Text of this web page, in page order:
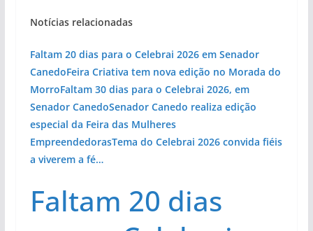
Notícias relacionadas
Faltam 20 dias para o Celebrai 2026 em Senador
CanedoFeira Criativa tem nova edição no Morada do
MorroFaltam 30 dias para o Celebrai 2026, em
Senador CanedoSenador Canedo realiza edição
especial da Feira das Mulheres
EmpreendedorasTema do Celebrai 2026 convida fiéis
a viverem a fé…
Faltam 20 dias